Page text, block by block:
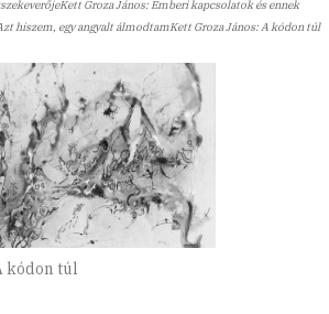
Groza János: Emberi kapcsolatok és ennek
hiszem, egy angyalt álmodtamKett Groza János: A kódon túl
kódon túl